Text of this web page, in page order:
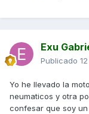
Exu
Publicado
Yo he llevado la
neumaticos y otra
confesar que soy